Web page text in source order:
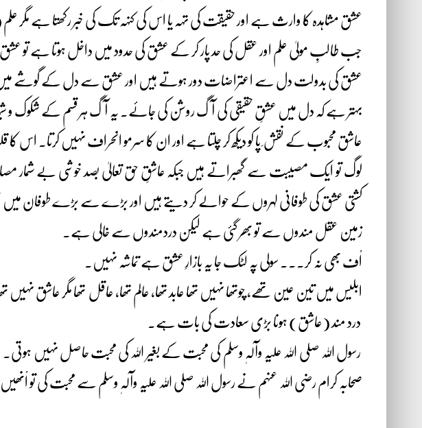
عشق مشاہدہ کا وارث ہے اور حقیقت کی تہہ یا اس کی کنہہ تک کی خبر رکھتا ہے مگر
جب طالبِ مولیٰ علم اور عقل کی حد پار کر کے عشق کی حدود میں داخل ہوتا ہے تو عشق
عشق کی بدولت دل سے اعتراضات دور ہوتے ہیں اور عشق سے دل کے گوشے میں جو
بہتر ہے کہ دل میں عشقِ حقیقی کی آگ روشن کی جائے۔ یہ آگ ہر قسم کے شکوک و
عاشق محبوب کے نقش ِ پا کو دیکھ کر چلتا ہے اور ان کا سرمو انحراف نہیں کرتا۔ اس
لوگ تو ایک مصیبت سے گھبراتے ہیں جبکہ عاشقِ حق تعالیٰ بصد خوشی بے شمار
کشتی عشق کی طوفانی لہروں کے حوالے کر دیتے ہیں اور بڑے سے بڑے طوفان میں
زمین عقل مندوں سے تو بھر گئی ہے لیکن دردمندوں سے خالی ہے۔
اْف بھی نہ کر۔۔۔ سولی پہ لٹک جا یہ بازارِ عشق ہے تماشہ نہیں۔
ابلیس میں تین عین تھے، چوتھا نہیں تھا عابد تھا، عالم تھا، عاقل تھا مگر عاشق نہیں تھا
درد مند (عاشق) ہونا بڑی سعادت کی بات ہے۔
رسول اللہ صلی اللہ علیہ وآلہٖ وسلم کی محبت کے بغیر اللہ کی محبت حاصل نہیں
صحابہ کرام رضی اللہ عنہم نے رسول اللہ صلی اللہ علیہ وآلہٖ وسلم سے محبت کی تو